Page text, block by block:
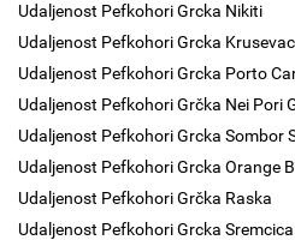
Udaljenost Pefkohori Grcka Nikiti
Udaljenost Pefkohori Grcka
Udaljenost Pefkohori Grcka Porto
Udaljenost Pefkohori Grčka Nei Pori
Udaljenost Pefkohori Grcka Sombor
Udaljenost Pefkohori Grcka Orange
Udaljenost Pefkohori Grčka Raska
Udaljenost Pefkohori Grcka